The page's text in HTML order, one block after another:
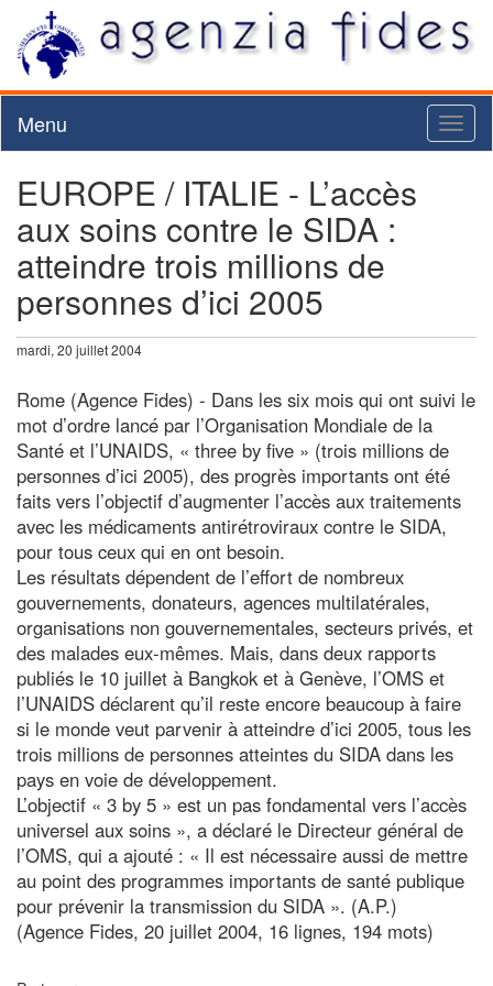
Menu
EUROPE / ITALIE - L’accès
aux soins contre le SIDA :
atteindre trois millions de
personnes d’ici 2005
mardi, 20 juillet 2004
Rome (Agence Fides) - Dans les six mois qui ont suivi le
mot d’ordre lancé par l’Organisation Mondiale de la
Santé et l’UNAIDS, « three by five » (trois millions de
personnes d’ici 2005), des progrès importants ont été
faits vers l’objectif d’augmenter l’accès aux traitements
avec les médicaments antirétroviraux contre le SIDA,
pour tous ceux qui en ont besoin.
Les résultats dépendent de l’effort de nombreux
gouvernements, donateurs, agences multilatérales,
organisations non gouvernementales, secteurs privés, et
des malades eux-mêmes. Mais, dans deux rapports
publiés le 10 juillet à Bangkok et à Genève, l’OMS et
l’UNAIDS déclarent qu’il reste encore beaucoup à faire
si le monde veut parvenir à atteindre d’ici 2005, tous les
trois millions de personnes atteintes du SIDA dans les
pays en voie de développement.
L’objectif « 3 by 5 » est un pas fondamental vers l’accès
universel aux soins », a déclaré le Directeur général de
l’OMS, qui a ajouté : « Il est nécessaire aussi de mettre
au point des programmes importants de santé publique
pour prévenir la transmission du SIDA ». (A.P.)
(Agence Fides, 20 juillet 2004, 16 lignes, 194 mots)